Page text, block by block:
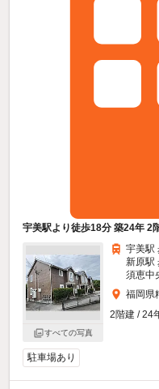
宇美駅より徒歩18分 築24年 2
すべての写真
宇美駅
新原駅
須恵中
福岡県
2階建 / 24
駐車場あり